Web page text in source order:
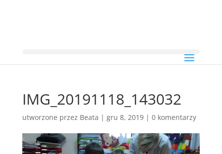
IMG_20191118_143032
utworzone przez Beata | gru 8, 2019| 0 komentarzy